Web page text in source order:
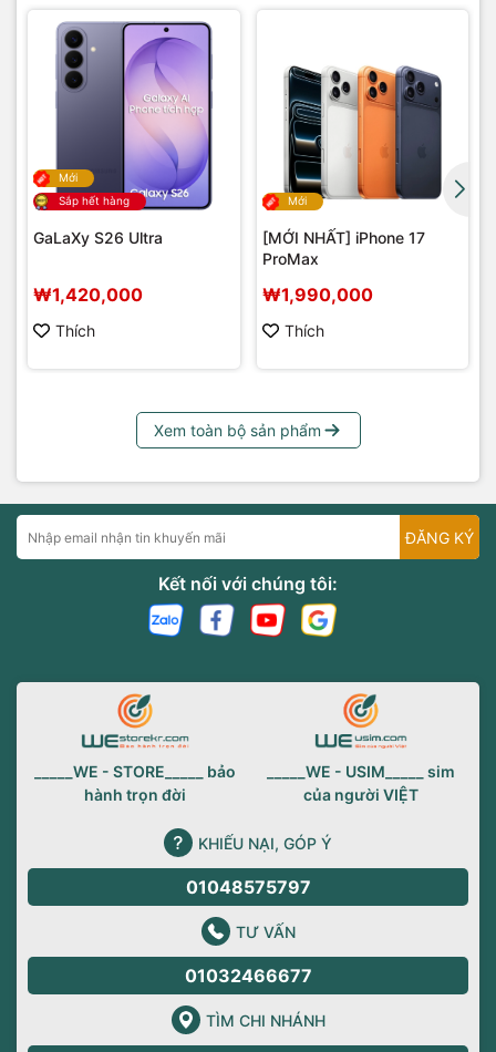
Mới
Sắp hết hàng
GaLaXy S26 Ultra
₩1,420,000
Thích
Mới
[MỚI NHẤT] iPhone 17
ProMax
₩1,990,000
Thích
Xem toàn bộ sản phẩm
ĐĂNG KÝ
Kết nối với chúng tôi:
_____WE - STORE_____ bảo
hành trọn đời
_____WE - USIM_____ sim
của người VIỆT
KHIẾU NẠI, GÓP Ý
01048575797
TƯ VẤN
01032466677
TÌM CHI NHÁNH